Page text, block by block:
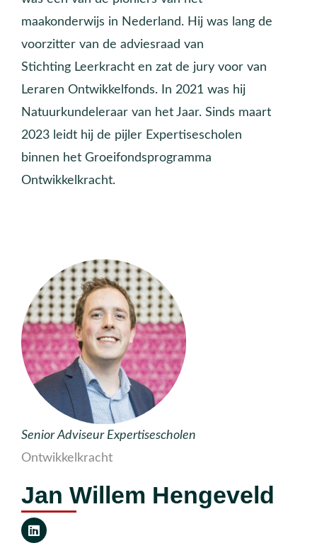
maakonderwijs in Nederland. Hij was lang de
voorzitter van de adviesraad van
Stichting Leerkracht en zat de jury voor van
Leraren Ontwikkelfonds. In 2021 was hij
Natuurkundeleraar van het Jaar. Sinds maart
2023 leidt hij de pijler Expertisescholen
binnen het Groeifondsprogramma
Ontwikkelkracht.
Senior Adviseur Expertisescholen
Ontwikkelkracht
Jan Willem Hengeveld